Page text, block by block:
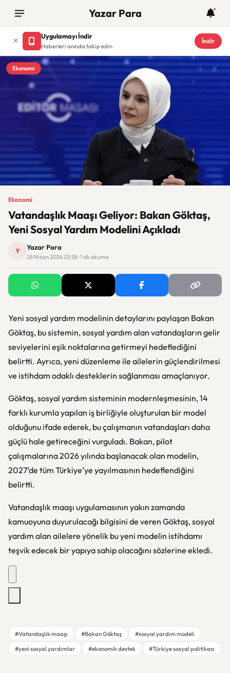
Yazar Para
Uygulamayı İndir
Haberleri anında takip edin
İndir
Ekonomi
Ekonomi
Vatandaşlık Maaşı Geliyor: Bakan Göktaş,
Yeni Sosyal Yardım Modelini Açıkladı
Y Yazar Para
28 Nisan 2026 23:58 · 1 dk okuma
Yeni sosyal yardım modelinin detaylarını paylaşan Bakan
Göktaş, bu sistemin, sosyal yardım alan vatandaşların gelir
seviyelerini eşik noktalarına getirmeyi hedeflediğini
belirtti. Ayrıca, yeni düzenleme ile ailelerin güçlendirilmesi
ve istihdam odaklı desteklerin sağlanması amaçlanıyor.
Göktaş, sosyal yardım sisteminin modernleşmesinin, 14
farklı kurumla yapılan iş birliğiyle oluşturulan bir model
olduğunu ifade ederek, bu çalışmanın vatandaşları daha
güçlü hale getireceğini vurguladı. Bakan, pilot
çalışmalarına 2026 yılında başlanacak olan modelin,
2027’de tüm Türkiye’ye yayılmasının hedeflendiğini
belirtti.
Vatandaşlık maaşı uygulamasının yakın zamanda
kamuoyuna duyurulacağı bilgisini de veren Göktaş, sosyal
yardım alan ailelere yönelik bu yeni modelin istihdamı
teşvik edecek bir yapıya sahip olacağını sözlerine ekledi.
#Vatandaşlık maaşı #Bakan Göktaş
#sosyal yardım modeli
#yeni sosyal yardımlar
#ekonomik destek #Türkiye sosyal politikası